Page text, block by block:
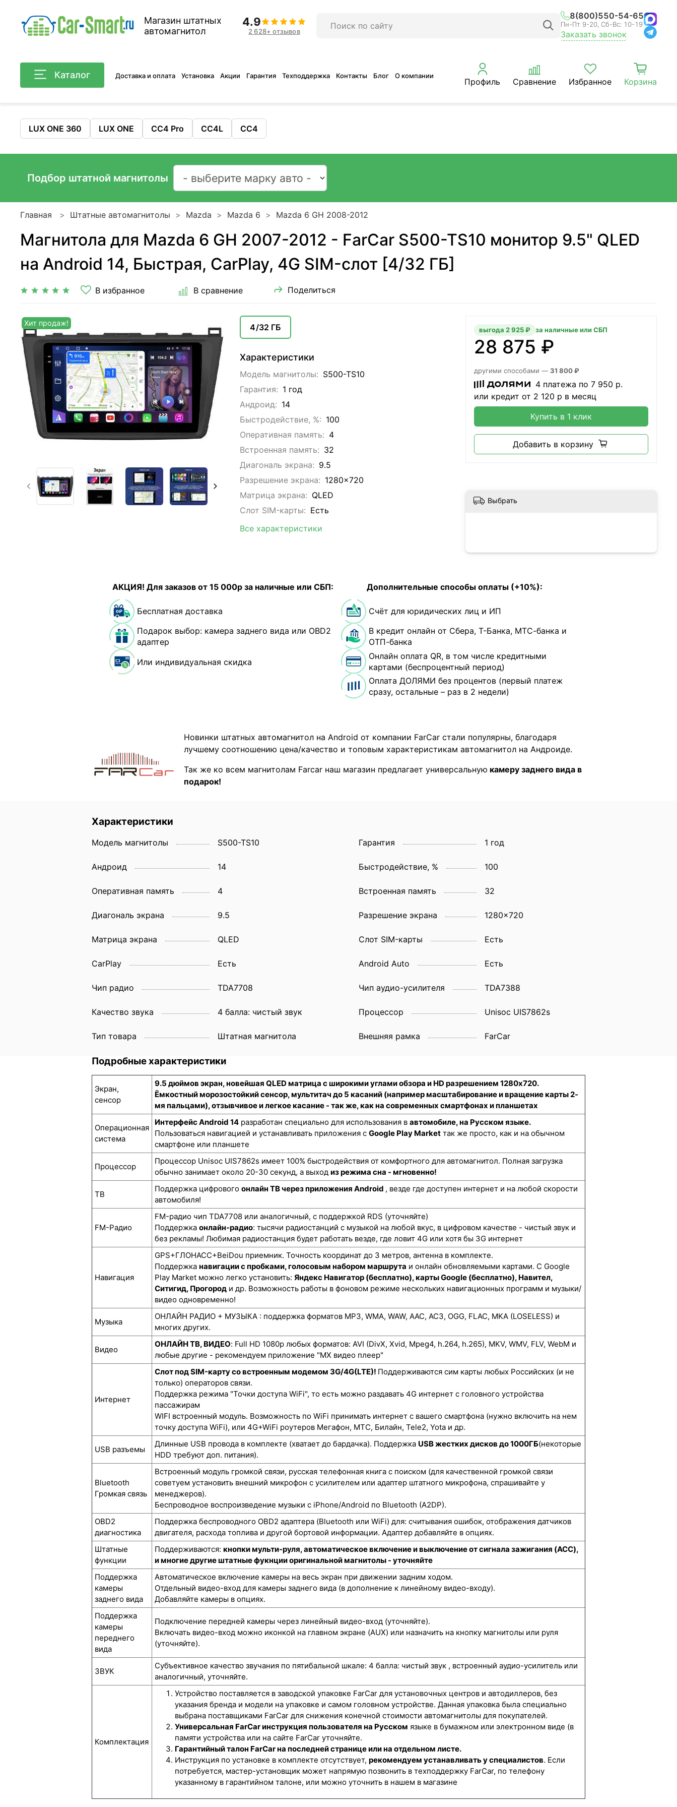
Магазин штатных
автомагнитол
4.9
2 628+ отзывов
8(800)550-54-65
Пн-Пт 9-20, Сб-Вс: 10-19
Заказать звонок
Каталог Доставка и оплата Установка Акции Гарантия Техподдержка Контакты Блог О компании
Профиль Сравнение Избранное Корзина
LUX ONE 360 LUX ONE CC4 Pro CC4L CC4
Подбор штатной магнитолы
Главная Штатные автомагнитолы Mazda Mazda 6 Mazda 6 GH 2008-2012
Магнитола для Mazda 6 GH 2007-2012 - FarCar S500-TS10 монитор 9.5" QLED
на Android 14, Быстрая, CarPlay, 4G SIM-слот [4/32 ГБ]
В избранное В сравнение Поделиться
Хит продаж! 4/32 ГБ
Характеристики
Модель магнитолы: S500-TS10
Гарантия: 1 год
Андроид: 14
Быстродействие, %: 100
Оперативная память: 4
Встроенная память: 32
Диагональ экрана: 9.5
Разрешение экрана: 1280x720
Матрица экрана: QLED
Слот SIM-карты: Eсть
Все характеристики
28 875 ₽
выгода 2 925 ₽ за наличные или СБП
другими способами — 31 800 ₽
4 платежа по 7 950 р.
или кредит от 2 120 р в месяц
Купить в 1 клик
Добавить в корзину
Выбрать
АКЦИЯ! Для заказов от 15 000р за наличные или СБП:
Бесплатная доставка
Подарок выбор: камера заднего вида или OBD2
адаптер
Или индивидуальная скидка
Дополнительные способы оплаты (+10%):
Счёт для юридических лиц и ИП
В кредит онлайн от Сбера, Т-Банка, МТС-банка и
ОТП-банка
Онлайн оплата QR, в том числе кредитными
картами (беспроцентный период)
Оплата ДОЛЯМИ без процентов (первый платеж
сразу, остальные – раз в 2 недели)
Новинки штатных автомагнитол на Android от компании FarCar стали популярны, благодаря
лучшему соотношению цена/качество и топовым характеристикам автомагнитол на Андроиде.
Так же ко всем магнитолам Farcar наш магазин предлагает универсальную камеру заднего вида в
подарок!
Характеристики
Модель магнитолы S500-TS10 Гарантия 1 год
Андроид 14 Быстродействие, % 100
Оперативная память 4 Встроенная память 32
Диагональ экрана 9.5 Разрешение экрана 1280x720
Матрица экрана QLED Слот SIM-карты Eсть
CarPlay Есть Android Auto Есть
Чип радио TDA7708 Чип аудио-усилителя TDA7388
Качество звука 4 балла: чистый звук Процессор Unisoc UIS7862s
Тип товара Штатная магнитола Внешняя рамка FarCar
Подробные характеристики
Экран,
сенсор
9.5 дюймов экран, новейшая QLED матрица с широкими углами обзора и HD разрешением 1280x720.
Ёмкостный морозостойкий сенсор, мультитач до 5 касаний (например масштабирование и вращение карты 2-
мя пальцами), отзывчивое и легкое касание - так же, как на современных смартфонах и планшетах
Операционная
система
Интерфейс Android 14 разработан специально для использования в автомобиле, на Русском языке.
Пользоваться навигацией и устанавливать приложения с Google Play Market так же просто, как и на обычном
смартфоне или планшете
Процессор
Процессор Unisoc UIS7862s имеет 100% быстродействия от комфортного для автомагнитол. Полная загрузка
обычно занимает около 20-30 секунд, а выход из режима сна - мгновенно!
ТВ
Поддержка цифрового онлайн ТВ через приложения Android , везде где доступен интернет и на любой скорости
автомобиля!
FM-Радио
FM-радио чип TDA7708 или аналогичный, с поддержкой RDS (уточняйте)
Поддержка онлайн-радио: тысячи радиостанций с музыкой на любой вкус, в цифровом качестве - чистый звук и
без рекламы! Любимая радиостанция будет работать везде, где ловит 4G или хотя бы 3G интернет
Навигация
GPS+ГЛОНАСС+BeiDou приемник. Точность координат до 3 метров, антенна в комплекте.
Поддержка навигации с пробками, голосовым набором маршрута и онлайн обновляемыми картами. С Google
Play Market можно легко установить: Яндекс Навигатор (бесплатно), карты Google (бесплатно), Навител,
Ситигид, Прогород и др. Возможность работы в фоновом режиме нескольких навигационных программ и музыки/
видео одновременно!
Музыка
ОНЛАЙН РАДИО + МУЗЫКА : поддержка форматов MP3, WMA, WAW, AAC, AC3, OGG, FLAC, MKA (LOSELESS) и
многих других.
Видео
ОНЛАЙН ТВ, ВИДЕО: Full HD 1080p любых форматов: AVI (DivX, Xvid, Mpeg4, h.264, h.265), MKV, WMV, FLV, WebM и
любые другие - рекомендуем приложение "MX видео плеер"
Интернет
Слот под SIM-карту со встроенным модемом 3G/4G(LTE)! Поддерживаются сим карты любых Российских (и не
только) операторов связи.
Поддержка режима "Точки доступа WiFi", то есть можно раздавать 4G интернет с головного устройства
пассажирам
WIFI встроенный модуль. Возможность по WiFi принимать интернет с вашего смартфона (нужно включить на нем
точку доступа WiFi), или 4G+WiFi роутеров Мегафон, МТС, Билайн, Tele2, Yota и др.
USB разъемы
Длинные USB провода в комплекте (хватает до бардачка). Поддержка USB жестких дисков до 1000ГБ(некоторые
HDD требуют доп. питания).
Bluetooth
Громкая связь
Встроенный модуль громкой связи, русская телефонная книга с поиском (для качественной громкой связи
советуем установить внешний микрофон с усилителем или адаптер штатного микрофона, спрашивайте у
менеджеров).
Беспроводное воспроизведение музыки с iPhone/Android по Bluetooth (A2DP).
OBD2
диагностика
Поддержка беспроводного OBD2 адаптера (Bluetooth или WiFi) для: считывания ошибок, отображения датчиков
двигателя, расхода топлива и другой бортовой информации. Адаптер добавляйте в опциях.
Штатные
функции
Поддерживаются: кнопки мульти-руля, автоматическое включение и выключение от сигнала зажигания (ACC),
и многие другие штатные фукнции оригинальной магнитолы - уточняйте
Поддержка
камеры
заднего вида
Автоматическое включение камеры на весь экран при движении задним ходом.
Отдельный видео-вход для камеры заднего вида (в дополнение к линейному видео-входу).
Добавляйте камеры в опциях.
Поддержка
камеры
переднего
вида
Подключение передней камеры через линейный видео-вход (уточняйте).
Включать видео-вход можно иконкой на главном экране (AUX) или назначить на кнопку магнитолы или руля
(уточняйте).
ЗВУК
Субъективное качество звучания по пятибальной шкале: 4 балла: чистый звук , встроенный аудио-усилитель или
аналогичный, уточняйте.
Комплектация
Устройство поставляется в заводской упаковке FarCar для установочных центров и автодиллеров, без
указания бренда и модели на упаковке и самом головном устройстве. Данная упаковка была специально
выбрана поставщиками FarCar для снижения конечной стоимости автомагнитолы для покупателей.
Универсальная FarCar инструкция пользователя на Русском языке в бумажном или электронном виде (в
памяти устройства или на сайте FarCar уточняйте.
Гарантийный талон FarCar на последней странице или на отдельном листе.
Инструкция по установке в комплекте отсутствует, рекомендуем устанавливать у специалистов. Если
потребуется, мастер-установщик может напрямую позвонить в техподдержку FarCar, по телефону
указанному в гарантийном талоне, или можно уточнить в нашем в магазине